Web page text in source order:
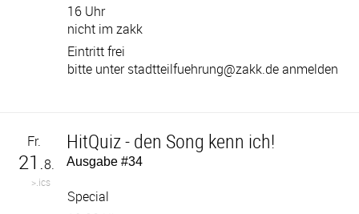
16 Uhr
nicht im zakk
Eintritt frei
bitte unter stadtteilfuehrung@zakk.de anmelden
Fr.
21.8.
>.ics
HitQuiz - den Song kenn ich!
Ausgabe #34
Special